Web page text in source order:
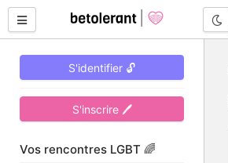
S'identifier 🔓
S'inscrire 🖊
Vos rencontres LGBT 🌈